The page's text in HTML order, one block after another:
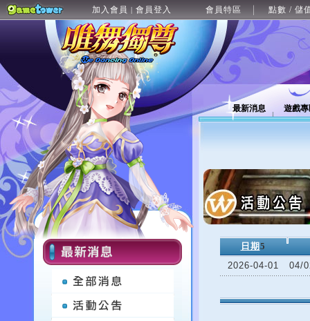
加入會員 | 會員登入 會員特區 點數 / 儲
最新消息 遊戲
日期 5
2026-04-01
04/